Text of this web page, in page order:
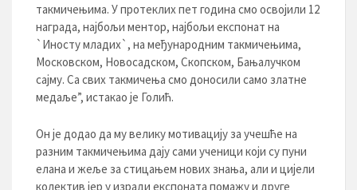
такмичењима. У протеклих пет година смо освојили 12
награда, најбољи ментор, најбољи експонат на
`Иносту младих`, на међународним такмичењима,
Московском, Новосадском, Скопском, Бањалучком
сајму. Са свих такмичења смо доносили само златне
медаље”, истакао је Голић.
Он је додао да му велику мотивацију за учешће на
разним такмичењима дају сами ученици који су пуни
елана и жеље за стицањем нових знања, али и цијели
колектив јер у изради експоната помажу и друге